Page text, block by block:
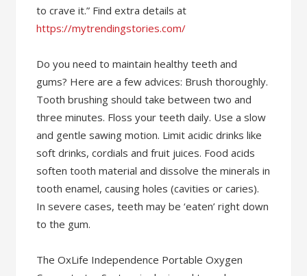
to crave it.” Find extra details at
https://mytrendingstories.com/
Do you need to maintain healthy teeth and
gums? Here are a few advices: Brush thoroughly.
Tooth brushing should take between two and
three minutes. Floss your teeth daily. Use a slow
and gentle sawing motion. Limit acidic drinks like
soft drinks, cordials and fruit juices. Food acids
soften tooth material and dissolve the minerals in
tooth enamel, causing holes (cavities or caries).
In severe cases, teeth may be ‘eaten’ right down
to the gum.
The OxLife Independence Portable Oxygen